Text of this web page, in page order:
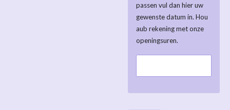
passen vul dan hier uw
gewenste datum in. Hou
aub rekening met onze
openingsuren.